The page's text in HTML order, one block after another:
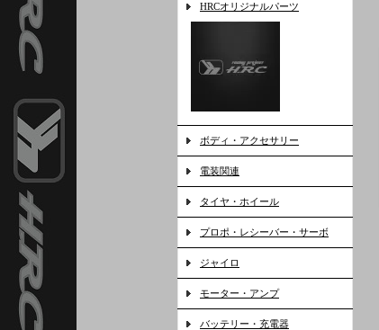
HRCオリジナルパーツ
ボディ・アクセサリー
電装関連
タイヤ・ホイール
プロポ・レシーバー・サーボ
ジャイロ
モーター・アンプ
バッテリー・充電器